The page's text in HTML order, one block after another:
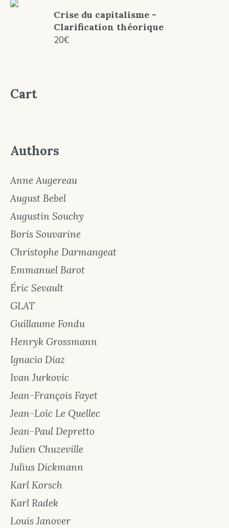
Crise du capitalisme -
Clarification théorique
20€
Cart
Authors
Anne Augereau
August Bebel
Augustin Souchy
Boris Souvarine
Christophe Darmangeat
Emmanuel Barot
Éric Sevault
GLAT
Guillaume Fondu
Henryk Grossmann
Ignacio Diaz
Ivan Jurkovic
Jean-François Fayet
Jean-Loïc Le Quellec
Jean-Paul Depretto
Julien Chuzeville
Julius Dickmann
Karl Korsch
Karl Radek
Louis Janover